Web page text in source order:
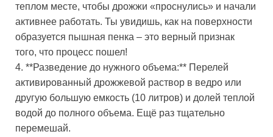
теплом месте, чтобы дрожжи «проснулись» и начали
активнее работать. Ты увидишь, как на поверхности
образуется пышная пенка – это верный признак
того, что процесс пошел!
4. **Разведение до нужного объема:** Перелей
активированный дрожжевой раствор в ведро или
другую большую емкость (10 литров) и долей теплой
водой до полного объема. Ещё раз тщательно
перемешай.